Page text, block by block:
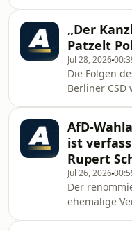
über Helmut
die
zum Ende
Wolfgang
Zorn“ jetzt
https://
Sie hier
„Der
Patzelt
Jul 28, 2026
Die Folgen
Berliner
die Lage.
sowie der
https://
news.net/
AfD-
ist
Rupert
Jul 26, 2026
Der
ehemalige